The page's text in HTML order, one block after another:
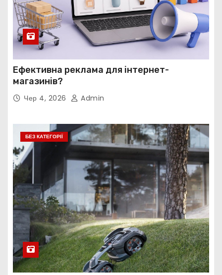
Ефективна реклама для інтернет-
магазинів?
Чер 4, 2026 Admin
БЕЗ КАТЕГОРІЇ